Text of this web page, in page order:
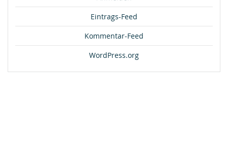
Eintrags-Feed
Kommentar-Feed
WordPress.org